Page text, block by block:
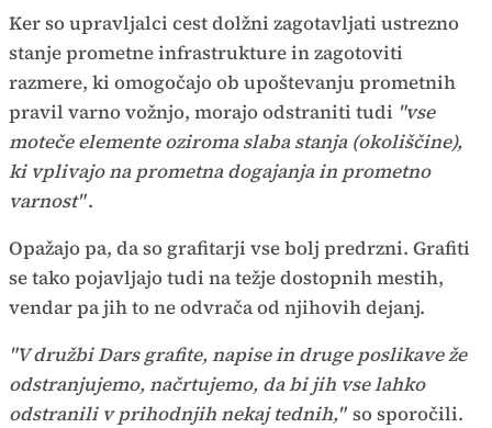
Ker so upravljalci cest dolžni zagotavljati ustrezno
stanje prometne infrastrukture in zagotoviti
razmere, ki omogočajo ob upoštevanju prometnih
pravil varno vožnjo, morajo odstraniti tudi "vse
moteče elemente oziroma slaba stanja (okoliščine),
ki vplivajo na prometna dogajanja in prometno
varnost".
Opažajo pa, da so grafitarji vse bolj predrzni. Grafiti
se tako pojavljajo tudi na težje dostopnih mestih,
vendar pa jih to ne odvrača od njihovih dejanj.
"V družbi Dars grafite, napise in druge poslikave že
odstranjujemo, načrtujemo, da bi jih vse lahko
odstranili v prihodnjih nekaj tednih," so sporočili.